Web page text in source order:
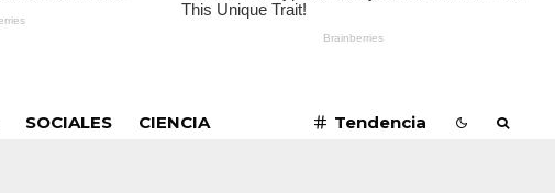
SOCIALES CIENCIA Tendencia